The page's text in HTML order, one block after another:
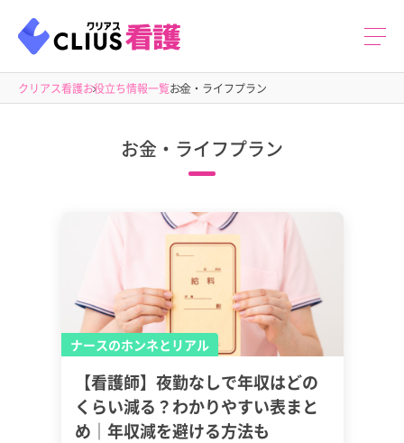
クリアス看護お役立ち情報一覧お金・ライフプラン
お金・ライフプラン
ナースのホンネとリアル
【看護師】夜勤なしで年収はどの
くらい減る？わかりやすい表まと
め｜年収減を避ける方法も